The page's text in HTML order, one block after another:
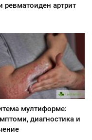
ревматоиден артрит
мултиформе:
диагностика и